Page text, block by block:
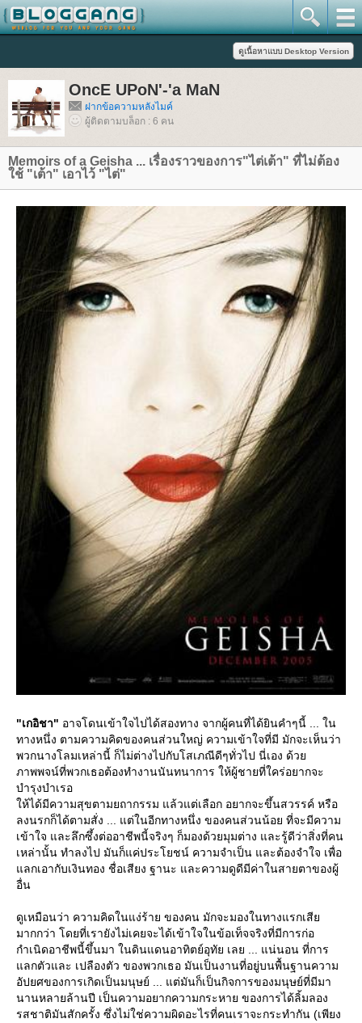
OncE UPoN'-'a MaN
ฝากข้อความหลังไมค์
ผู้ติดตามบล็อก : 6 คน
Memoirs of a Geisha ... เรื่องราวของการ"ไต่เต้า" ที่ไม่ต้อง
ช้ "เต้า" เอาไว้ "ไต่"
"เกอิชา" อาจโดนเข้าใจไปได้สองทาง จากผู้คนที่ได้ยินคำๆนี้ ... ใน
ทางหนึ่ง ตามความคิดของคนส่วนใหญ่ ความเข้าใจที่มี มักจะเห็นว่า
พวกนางโลมเหล่านี้ ก็ไม่ต่างไปกับโสเภณีดีๆทั่วไป นี่เอง ด้ว
ภาพพจน์ที่พวกเธอต้องทำงานนันทนาการ ให้ผู้ชายที่ใคร่อยากจะ
บำรุงบำเรอ
ห้ได้มีความสุขตามยถากรรม แล้วแต่เลือก อยากจะขึ้นสวรรค์ หรือ
ลงนรกก็ได้ตามสั่ง ... แต่ในอีกทางหนึ่ง ของคนส่วนน้อย ที่จะมีความ
เข้าใจ และลึกซึ้งต่ออาชีพนี้จริงๆ ก็มองด้วยมุมต่าง และรู้ดีว่าสิ่งที่คน
เหล่านั้น ทำลงไป มันก็แค่ประโยชน์ ความจำเป็น และต้องจำใจ เพื่อ
ลกเอากับเงินทอง ชื่อเสียง ฐานะ และความดูดีมีค่าในสายตาของผู้
อื่น
ดูเหมือนว่า ความคิดในแง่ร้าย ของคน มักจะมองในทางแรกเสี
มากกว่า โดยที่เรายังไม่เคยจะได้เข้าใจในข้อเท็จจริงที่มีการก่อ
กำเนิดอาชีพนี้ขึ้นมา ในดินแดนอาทิตย์อุทัย เลย ... แน่นอน ที่การ
ลกตัวและ เปลืองตัว ของพวกเธอ มันเป็นงานที่อยู่บนพื้นฐานความ
อัปยศของการเกิดเป็นมนุษย์ ... แต่มันก็เป็นกิจการของมนุษย์ที่มีมา
นานหลายล้านปี เป็นความอยากความกระหาย ของการได้ลิ้มลอง
รสชาติมันสักครั้ง ซึ่งไม่ใช่ความผิดอะไรที่คนเราจะกระทำกัน (เพียง